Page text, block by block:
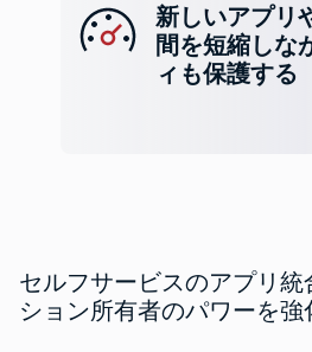
新しいアプリ
間を短縮しな
ィも保護する
セルフサービスのアプリ
ション所有者のパワーを強